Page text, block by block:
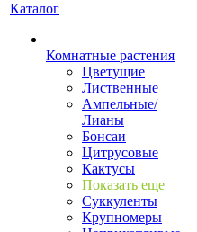
Каталог
Комнатные растения
Цветущие
Лиственные
Ампельные/
Лианы
Бонсаи
Цитрусовые
Кактусы
Показать еще
Суккуленты
Крупномеры